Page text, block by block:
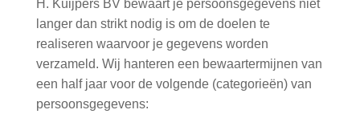
H. Kuijpers BV bewaart je persoonsgegevens niet
langer dan strikt nodig is om de doelen te
realiseren waarvoor je gegevens worden
verzameld. Wij hanteren een bewaartermijnen van
een half jaar voor de volgende (categorieën) van
persoonsgegevens: